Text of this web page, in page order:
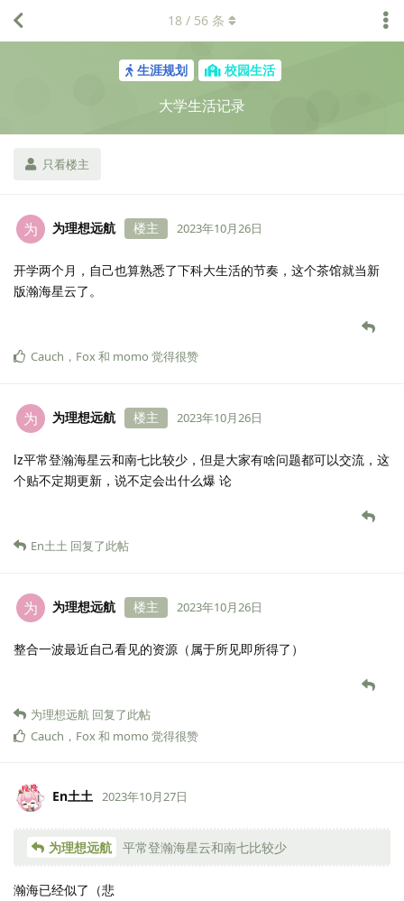
生涯规划 校园生活
大学生活记录
只看楼主
18 / 56 条
为 为理想远航 楼主 2023年10月26日
开学两个月，自己也算熟悉了下科大生活的节奏，这个茶馆就当新
版瀚海星云了。
Cauch ， Fox和 momo 觉得很赞
为 为理想远航 楼主 2023年10月26日
lz平常登瀚海星云和南七比较少，但是大家有啥问题都可以交流，这
个贴不定期更新，说不定会出什么爆 论
En土土 回复了此帖
为 为理想远航 楼主 2023年10月26日
整合一波最近自己看见的资源（属于所见即所得了）
为理想远航 回复了此帖
Cauch ， Fox和 momo 觉得很赞
En土土 2023年10月27日
为理想远航 平常登瀚海星云和南七比较少
瀚海已经似了（悲